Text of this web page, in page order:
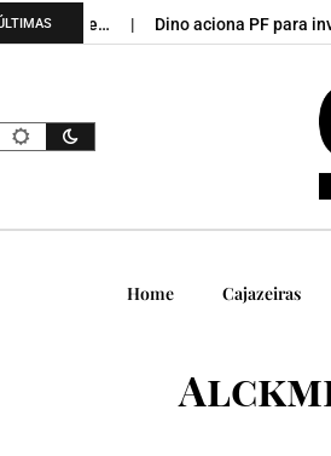
e… Dino aciona PF para
Home Cajazeiras